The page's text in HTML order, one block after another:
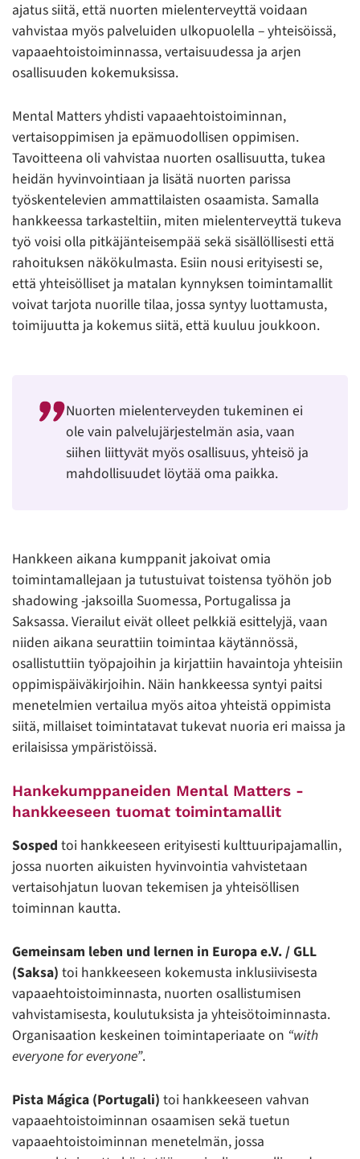
ajatus siitä, että nuorten mielenterveyttä voidaan
vahvistaa myös palveluiden ulkopuolella – yhteisöissä,
vapaaehtoistoiminnassa, vertaisuudessa ja arjen
osallisuuden kokemuksissa.
Mental Matters yhdisti vapaaehtoistoiminnan,
vertaisoppimisen ja epämuodollisen oppimisen.
Tavoitteena oli vahvistaa nuorten osallisuutta, tukea
heidän hyvinvointiaan ja lisätä nuorten parissa
työskentelevien ammattilaisten osaamista. Samalla
hankkeessa tarkasteltiin, miten mielenterveyttä tukeva
työ voisi olla pitkäjänteisempää sekä sisällöllisesti että
rahoituksen näkökulmasta. Esiin nousi erityisesti se,
että yhteisölliset ja matalan kynnyksen toimintamallit
voivat tarjota nuorille tilaa, jossa syntyy luottamusta,
toimijuutta ja kokemus siitä, että kuuluu joukkoon.
Nuorten mielenterveyden tukeminen ei
ole vain palvelujärjestelmän asia, vaan
siihen liittyvät myös osallisuus, yhteisö ja
mahdollisuudet löytää oma paikka.
Hankkeen aikana kumppanit jakoivat omia
toimintamallejaan ja tutustuivat toistensa työhön job
shadowing -jaksoilla Suomessa, Portugalissa ja
Saksassa. Vierailut eivät olleet pelkkiä esittelyjä, vaan
niiden aikana seurattiin toimintaa käytännössä,
osallistuttiin työpajoihin ja kirjattiin havaintoja yhteisiin
oppimispäiväkirjoihin. Näin hankkeessa syntyi paitsi
menetelmien vertailua myös aitoa yhteistä oppimista
siitä, millaiset toimintatavat tukevat nuoria eri maissa ja
erilaisissa ympäristöissä.
Hankekumppaneiden Mental Matters -
hankkeeseen tuomat toimintamallit
Sosped toi hankkeeseen erityisesti kulttuuripajamallin,
jossa nuorten aikuisten hyvinvointia vahvistetaan
vertaisohjatun luovan tekemisen ja yhteisöllisen
toiminnan kautta.
Gemeinsam leben und lernen in Europa e.V. / GLL
(Saksa) toi hankkeeseen kokemusta inklusiivisesta
vapaaehtoistoiminnasta, nuorten osallistumisen
vahvistamisesta, koulutuksista ja yhteisötoiminnasta.
Organisaation keskeinen toimintaperiaate on “with
everyone for everyone”.
Pista Mágica (Portugali) toi hankkeeseen vahvan
vapaaehtoistoiminnan osaamisen sekä tuetun
vapaaehtoistoiminnan menetelmän, jossa